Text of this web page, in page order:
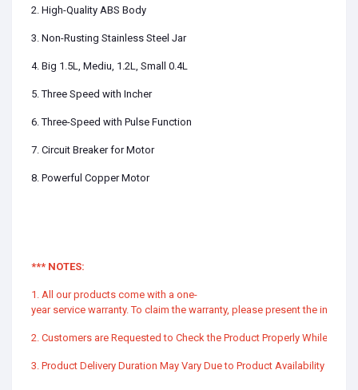
2. High-Quality ABS Body
3. Non-Rusting Stainless Steel Jar
4. Big 1.5L, Mediu, 1.2L, Small 0.4L
5. Three Speed with Incher
6. Three-Speed with Pulse Function
7. Circuit Breaker for Motor
8. Powerful Copper Motor
*** NOTES:
1. All our products come with a one-
year service warranty. To claim the warranty, please present the invoice.
2. Customers are Requested to Check the Product Properly While
3. Product Delivery Duration May Vary Due to Product Availability in